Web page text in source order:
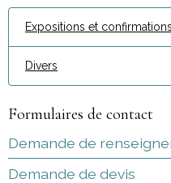
Expositions et confirmations
Divers
Formulaires de contact
Demande de
Demande de devis